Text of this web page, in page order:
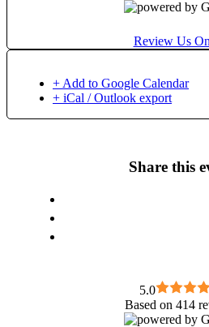
Prin Biodanza sunt accesate
de a mentine sau de a reinstaura
se creeaza metafora: Biodanza
viata. Afla mai multe
biodanza.ro.
Review Us On
+ Add to Google Calendar
+ iCal / Outlook export
Share this
5.0
Based on 414